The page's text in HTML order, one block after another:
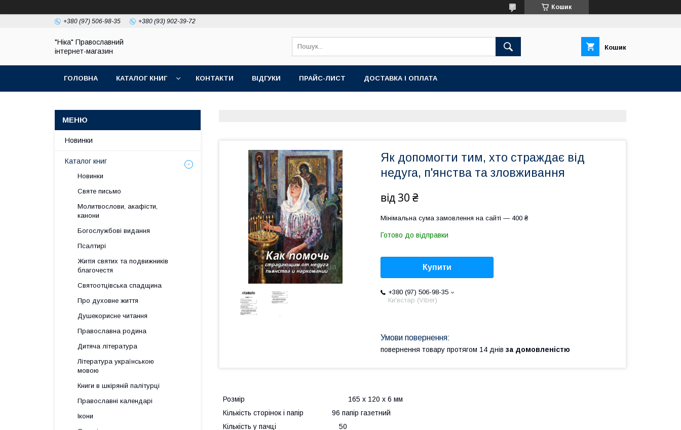
Кошик
+380 (97) 506-98-35 +380 (93) 902-39-72
"Ніка" Православний
інтернет-магазин
Кошик
ГОЛОВНА КАТАЛОГ КНИГ КОНТАКТИ ВІДГУКИ ПРАЙС-ЛИСТ ДОСТАВКА І ОПЛАТА
Як допомогти тим, хто страждає від
недуга, п'янства та зловживання
від 30 ₴
Мінімальна сума замовлення на сайті — 400 ₴
Готово до відправки
Купити
+380 (97) 506-98-35
Ки'встар (Viber)
повернення товару протягом 14 днів за домовленістю
Розмір 165 х 120 х 6 мм
Кількість сторінок і папір 96 папір газетний
Кількість у пачці 50
Новинки
Каталог книг
Новинки
Святе письмо
Молитвослови, акафісти,
канони
Богослужбові видання
Псалтирі
Житія святих та подвижників
благочестя
Святоотцівська спадщина
Про духовне життя
Душекорисне читання
Православна родина
Дитяча література
Література українською
мовою
Книги в шкіряній палітурці
Православні календарі
Ікони